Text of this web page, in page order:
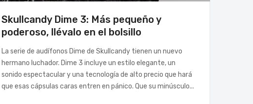
Skullcandy Dime 3: Más pequeño y
poderoso, llévalo en el bolsillo
La serie de audífonos Dime de Skullcandy tienen un nuevo
hermano luchador. Dime 3 incluye un estilo elegante, un
sonido espectacular y una tecnología de alto precio que hará
que esas cápsulas caras entren en pánico. Que su minúsculo...